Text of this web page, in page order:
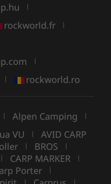
|
rockworld.fr |
|
| rockworld.ro
| Alpen Camping |
VU | AVID CARP
| BROS |
| CARP MARKER |
Porter |
| |